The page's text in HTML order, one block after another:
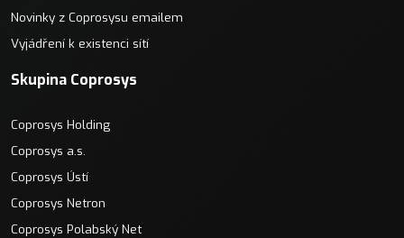
Novinky z Coprosysu emailem
Vyjádření k existenci sítí
Skupina Coprosys
Coprosys Holding
Coprosys a.s.
Coprosys Ústí
Coprosys Netron
Coprosys Polabský Net